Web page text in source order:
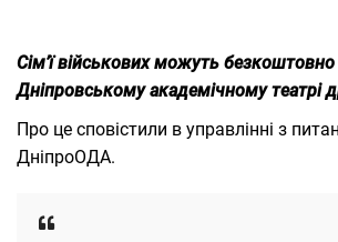
Сім’ї військових можуть
Дніпровському академічному театрі
Про це сповістили в управлінні з
ДніпроОДА.